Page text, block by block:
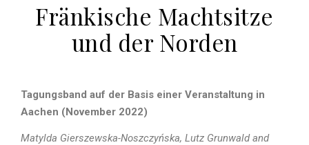
Fränkische Machtsitze
und der Norden
Tagungsband auf der Basis einer Veranstaltung in
Aachen (November 2022)
Matylda Gierszewska-Noszczyńska, Lutz Grunwald and